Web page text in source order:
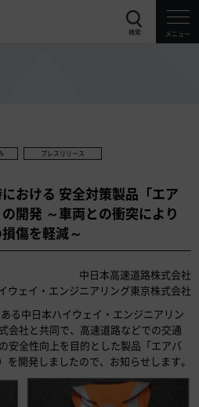
検索 メニュー
プレスリリース
おける 安全対策製品「エア
開発 ～車両との衝突により
傷を軽減～
中日本高速道路株式会社
ウェイ・エンジニアリング東京株式会社
る中日本ハイウェイ・エンジニアリン
会社と共同で、高速道路などでの交通
安全性向上を目的とした製品「エアバ
開発しましたので、お知らせします。